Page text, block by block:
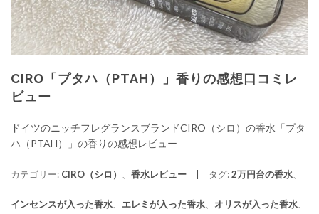
CIRO「プタハ（PTAH）」香りの感想口コミレ
ビュー
ドイツのニッチフレグランスブランドCIRO（シロ）の香水「プタ
ハ（PTAH）」の香りの感想レビュー
カテゴリー: CIRO（シロ） 、 香水レビュー タグ:2万円台の香水、
インセンスが入った香水、 エレミが入った香水、 オリスが入った香水、